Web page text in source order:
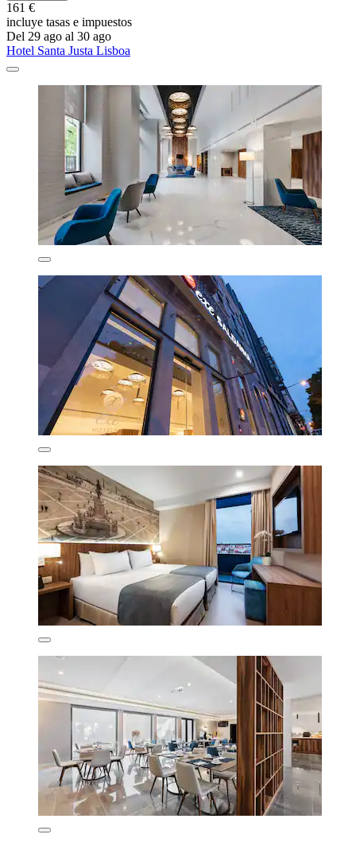
161 €
incluye tasas e impuestos
Del 29 ago al 30 ago
Hotel Santa Justa Lisboa